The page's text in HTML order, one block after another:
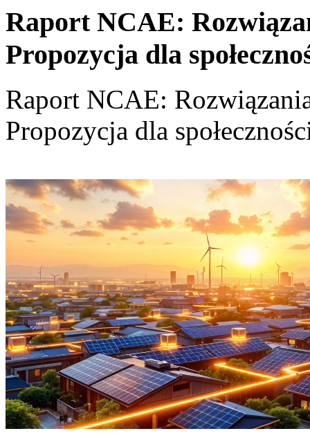
Raport NCAE:
Propozycja dla
Raport NCAE:
Propozycja dla